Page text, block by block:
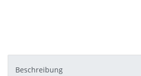
Beschreibung